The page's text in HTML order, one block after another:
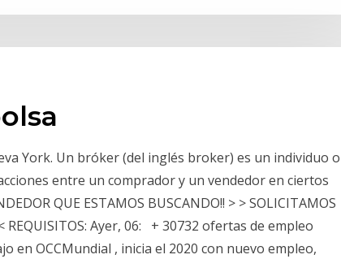
York. Un bróker​​ (del inglés broker) es un individuo o
entre un comprador y un vendedor en ciertos
QUE ESTAMOS BUSCANDO!! > > SOLICITAMOS
REQUISITOS: Ayer, 06: + 30732 ofertas de empleo
en OCCMundial , inicia el 2020 con nuevo empleo,